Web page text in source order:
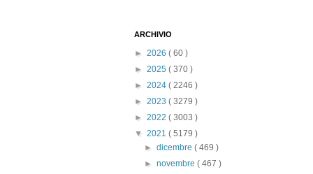
ARCHIVIO
► 2026 ( 60 )
► 2025 ( 370 )
► 2024 ( 2246 )
► 2023 ( 3279 )
► 2022 ( 3003 )
▼ 2021 ( 5179 )
►dicembre( 469 )
►novembre( 467 )